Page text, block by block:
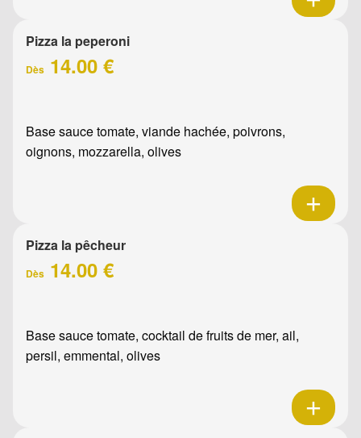
Pizza la peperoni
Dès 14.00 €
Base sauce tomate, viande hachée, poivrons,
oignons, mozzarella, olives
Pizza la pêcheur
Dès 14.00 €
Base sauce tomate, cocktail de fruits de mer, ail,
persil, emmental, olives